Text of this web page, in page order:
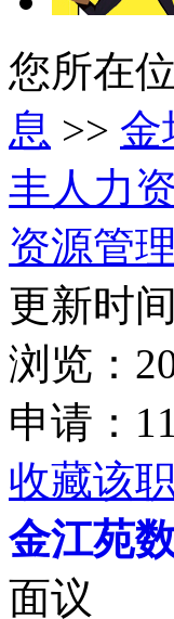
您所在
息 >> 金
丰人力
资源管
更新时
浏览：
申请：
收藏该
金江苑
面议